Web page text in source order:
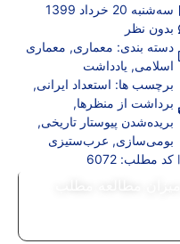
سه‌شنبه 20 خرداد 1399
بدون نظر
دسته بندی: معماری, معماری
اسلامی, یادداشت
برچسب ها: استعداد ایرانی,
برداشت از منظرها,
بریده‌شدن پیوستار تاریخی,
بومی‌سازی, عرب‌ستیزی
کد مطلب: 6072